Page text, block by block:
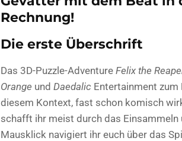
Rechnung!
Die erste Überschrift
Das 3D-Puzzle-Adventure Felix the
Orange und Daedalic Entertainment zum
diesem Kontext, fast schon komisch
schafft ihr meist durch das Einsammeln
Mausklick navigiert ihr euch über das